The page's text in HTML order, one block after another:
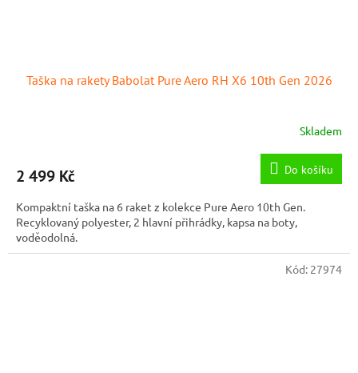
Taška na rakety Babolat Pure Aero RH X6 10th Gen 2026
Skladem
2 499 Kč Do košíku
Kompaktní taška na 6 raket z kolekce Pure Aero 10th Gen.
Recyklovaný polyester, 2 hlavní přihrádky, kapsa na boty,
voděodolná.
Kód: 27974